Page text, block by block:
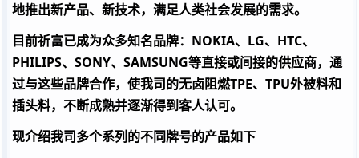
地推出新产品、新技术，满足人类社会发展的需求。
目前祈富已成为众多知名品牌：NOKIA、LG、HTC、
PHILIPS、SONY、SAMSUNG等直接或间接的供应商，通
过与这些品牌合作，使我司的无卤阻燃TPE、TPU外被料和
插头料，不断成熟并逐渐得到客人认可。
现介绍我司多个系列的不同牌号的产品如下